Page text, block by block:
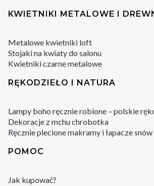
KWIETNIKI METALOWE I
Metalowe kwietniki loft
Stojaki na kwiaty do salonu
Kwietniki czarne metalowe
RĘKODZIEŁO I NATURA
Lampy boho ręcznie robione – polskie
Dekoracje z mchu chrobotka
Ręcznie plecione makramy i łapacze snów
POMOC
Jak kupować?